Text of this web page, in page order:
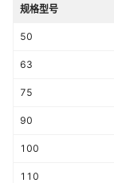
规格型号
50
63
75
90
100
110